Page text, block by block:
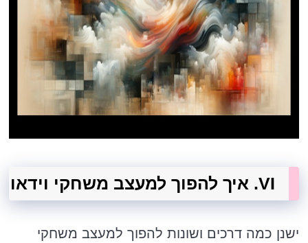
VI. איך להפוך למעצב משחקי וידאו
ישנן כמה דרכים ושונות להפוך למעצב משחקי